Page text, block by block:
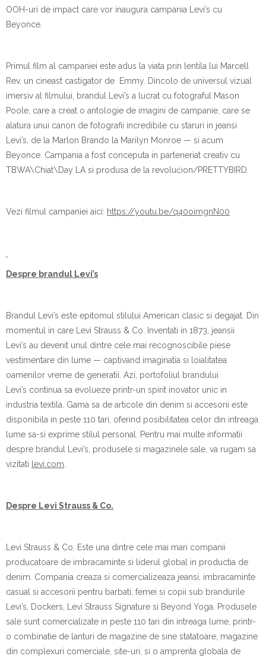
OOH-uri de impact care vor inaugura campania Levi’s cu
Beyonce.
Primul film al campaniei este adus la viata prin lentila lui Marcell
Rev, un cineast castigator de Emmy. Dincolo de universul vizual
imersiv al filmului, brandul Levi’s a lucrat cu fotograful Mason
Poole, care a creat o antologie de imagini de campanie, care se
alatura unui canon de fotografii incredibile cu staruri in jeansi
Levi’s, de la Marlon Brando la Marilyn Monroe — si acum
Beyonce. Campania a fost conceputa in parteneriat creativ cu
TBWA\Chiat\Day LA si produsa de la revolućion/PRETTYBIRD.
Vezi filmul campaniei aici: https://youtu.be/q40oimgnN00
Despre brandul Levi’s
Brandul Levi’s este epitomul stilului American clasic si degajat. Din
momentul in care Levi Strauss & Co. Inventati in 1873, jeansii
Levi’s au devenit unul dintre cele mai recognoscibile piese
vestimentare din lume — captivand imaginatia si loialitatea
oamenilor vreme de generatii. Azi, portofoliul brandului
Levi’s continua sa evolueze printr-un spirit inovator unic in
industria textila. Gama sa de articole din denim si accesorii este
disponibila in peste 110 tari, oferind posibilitatea celor din intreaga
lume sa-si exprime stilul personal. Pentru mai multe informatii
despre brandul Levi’s, produsele si magazinele sale, va rugam sa
vizitati levi.com
Despre Levi Strauss & Co.
Levi Strauss & Co. Este una dintre cele mai mari companii
producatoare de imbracaminte si liderul global in productia de
denim. Compania creaza si comercializeaza jeansi, imbracaminte
casual si accesorii pentru barbati, femei si copii sub brandurile
Levi’s, Dockers, Levi Strauss Signature si Beyond Yoga. Produsele
sale sunt comercializate in peste 110 tari din intreaga lume, printr-
o combinatie de lanturi de magazine de sine statatoare, magazine
din complexuri comerciale, site-uri, si o amprenta globala de